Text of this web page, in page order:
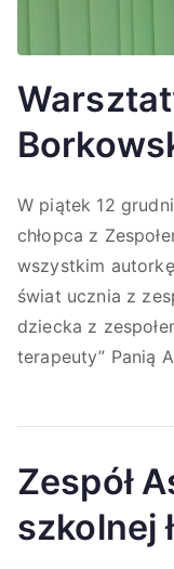
W piątek 12
chłopca z
wszystkim
świat ucznia z
dziecka z
terapeuty” Panią
Zespół
szkolnej